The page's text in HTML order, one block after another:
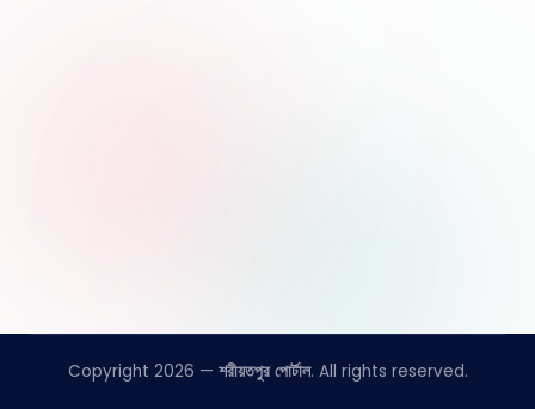
Copyright 2026 — শরীয়তপুর পোর্টাল. All rights reserved.